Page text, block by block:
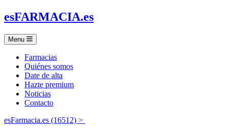
esFARMACIA.es
Menu
Farmacias
Quiénes somos
Date de alta
Hazte premium
Noticias
Contacto
esFarmacia.es (16512) >